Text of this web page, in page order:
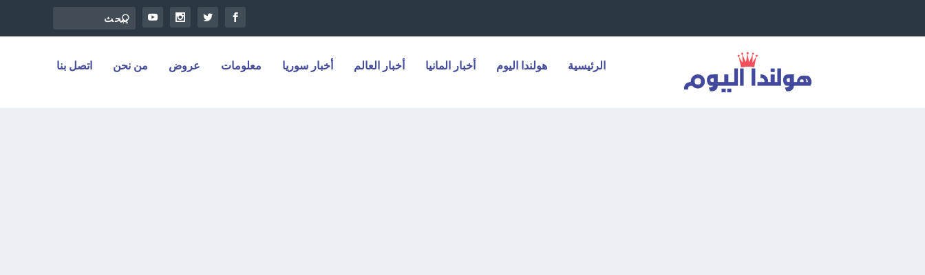
الرئيسية هولندا اليوم أخبار المانيا أخبار العالم أخبار سوريا معلومات عروض من نحن اتصل بنا